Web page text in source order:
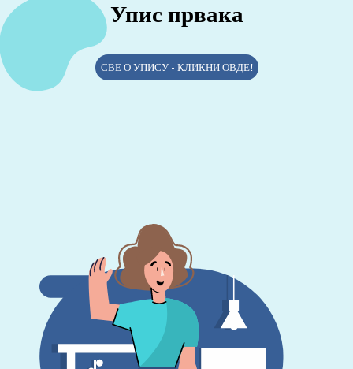
Упис првака
СВЕ О УПИСУ - КЛИКНИ ОВДЕ!